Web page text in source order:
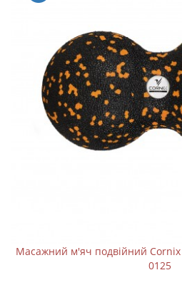
Масажний м'яч подвійний Cornix
0125